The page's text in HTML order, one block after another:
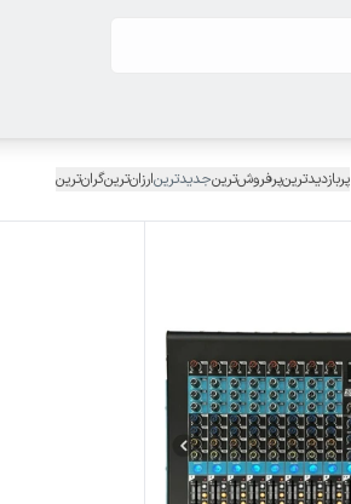
پربازدیدترینپرفروش‌ترینجدیدترینارزان‌ترینگران‌ترین